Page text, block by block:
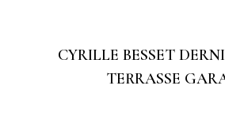
CYRILLE BESSET
TERRASSE